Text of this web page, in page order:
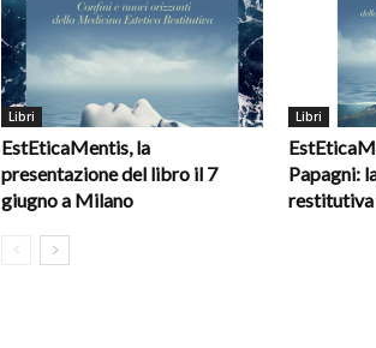
Libri
EstEticaMentis, la
presentazione del libro il 7
giugno a Milano
Libri
Papagni:
restitutiva